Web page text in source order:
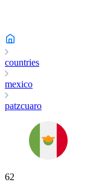
countries
mexico
patzcuaro
62